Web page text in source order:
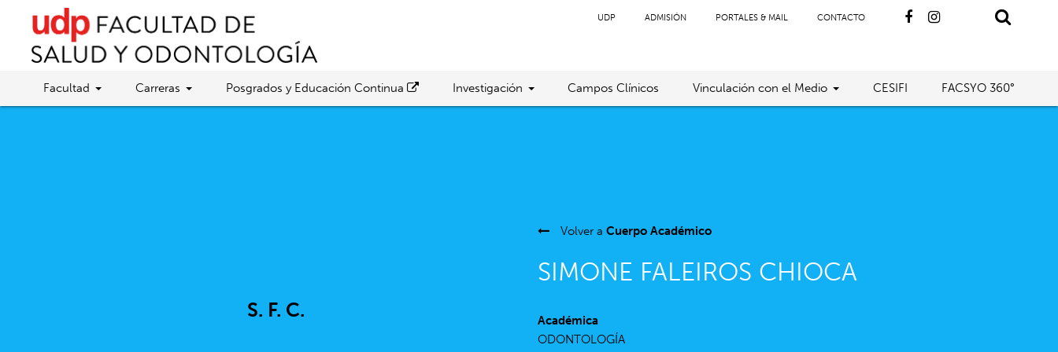
UDP ADMISIÓN PORTALES & MAIL CONTACTO
Facultad Carreras Posgrados y Educación Continua Investigación Campos Clínicos Vinculación con el Medio CESIFI FACSYO 360°
S. F. C.
Volver aCuerpo Académico
SIMONE FALEIROS CHIOCA
Académica
ODONTOLOGÍA